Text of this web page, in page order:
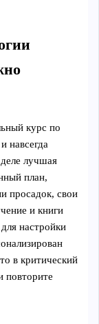
курс по
навсегда
лучшая
план,
просадок, свои
и книги
настройки
в критический
повторите